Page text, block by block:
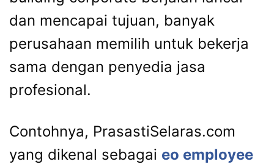
dan mencapai tujuan, banyak
perusahaan memilih untuk bekerja
sama dengan penyedia jasa
profesional.
Contohnya, PrasastiSelaras.com
yang dikenal sebagai eo employee